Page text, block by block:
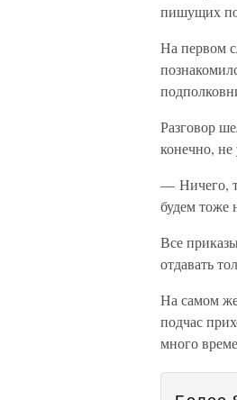
пишущих
На первом
Разговор
конечно, не
— Ничего,
будем тоже
Все
отдавать
На самом же
подчас
много